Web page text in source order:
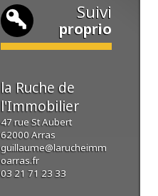
Suivi
proprio
la Ruche de
l'Immobilier
47 rue St Aubert
62000 Arras
guillaume@larucheimm
oarras.fr
03 21 71 23 33